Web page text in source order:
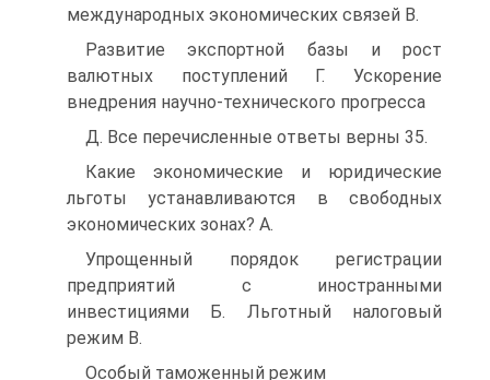
международных экономических связей B.
Развитие экспортной базы и рост
валютных поступлений Г. Ускорение
внедрения научно-технического прогресса
Д. Все перечисленные ответы верны 35.
Какие экономические и юридические
льготы устанавливаются в свободных
экономических зонах? A.
Упрощенный порядок регистрации
предприятий с иностранными
инвестициями Б. Льготный налоговый
режим B.
Особый таможенный режим